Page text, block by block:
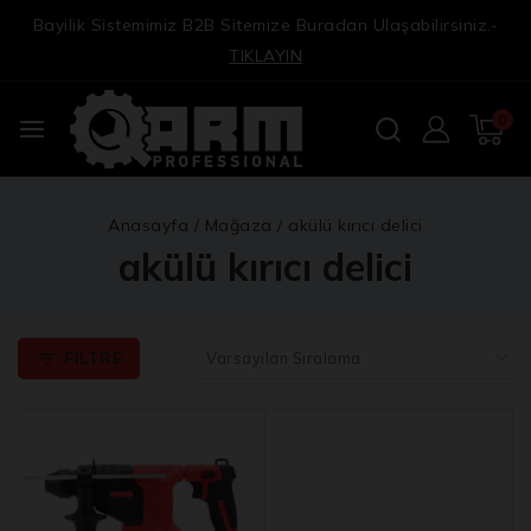
Bayilik Sistemimiz B2B Sitemize Buradan Ulaşabilirsiniz.-
TIKLAYIN
0
Anasayfa / Mağaza / akülü kırıcı delici
akülü kırıcı delici
FILTRE